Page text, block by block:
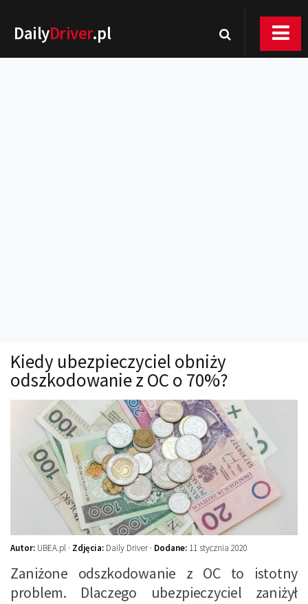
DailyDriver.pl
Technika jazdy
Oświetlenie
Kalkulatory
Przelicznik mocy
Auto z niemiec
Galerie
Kiedy ubezpieczyciel obniży
odszkodowanie z OC o 70%?
Autor: UBEA.pl · Zdjęcia: Daily Driver · Dodane: 11 stycznia 2020
Zaniżone odszkodowanie z OC to istotny
problem. Dlaczego ubezpieczyciel zaniżył